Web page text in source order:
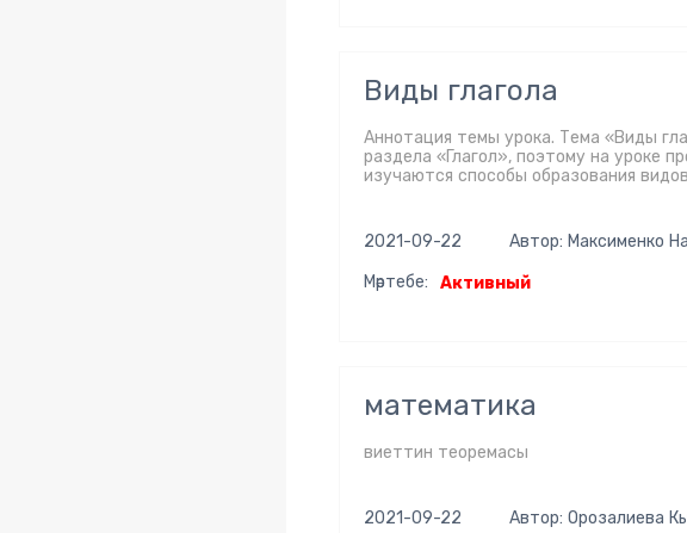
Виды глагола
Аннотация темы урока. Тема «Виды
раздела «Глагол», поэтому на уроке
изучаются способы образования
2021-09-22 Автор: Максименко
Мәртебе:
Активный
математика
виеттин теоремасы
2021-09-22 Автор: Орозалиева